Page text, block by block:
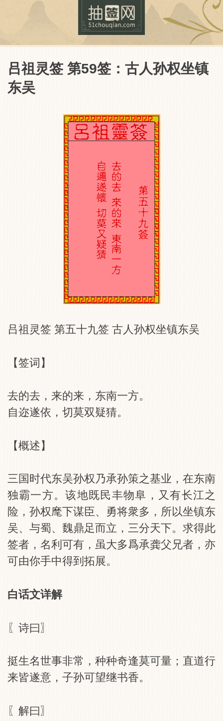
抽签网
吕祖灵签 第59签：古人孙权坐镇
东吴
吕祖灵签 第五十九签 古人孙权坐镇东吴
【签词】
去的去，来的来，东南一方。
自迩遂依，切莫双疑猜。
【概述】
三国时代东吴孙权乃承孙策之基业，在东南
独霸一方。该地既民丰物阜，又有长江之
险，孙权麾下谋臣、勇将衆多，所以坐镇东
吴、与蜀、魏鼎足而立，三分天下。求得此
签者，名利可有，虽大多爲承龚父兄者，亦
可由你手中得到拓展。
白话文详解
〖诗曰〗
挺生名世事非常，种种奇逢莫可量；直道行
来皆遂意，子孙可望继书香。
〖解曰〗